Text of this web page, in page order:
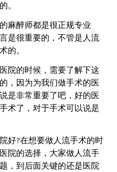
。
醉师都是很正规专业
是很重要的，不管是人流
的。
的时候，需要了解下这
，因为为我们做手术的医
是非常重要了吧，好的医
术了，对于手术可以说是
?在想要做人流手术的时
院的选择，大家做人流手
，到后面关键的还是医院